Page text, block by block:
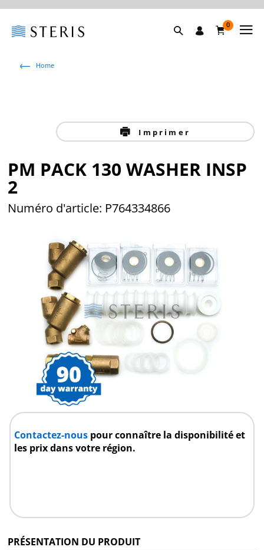
0
Home
Imprimer
PM PACK 130 WASHER INSP
2
Numéro d'article: P764334866
Contactez-nous pour connaître la disponibilité et
les prix dans votre région.
PRÉSENTATION DU PRODUIT